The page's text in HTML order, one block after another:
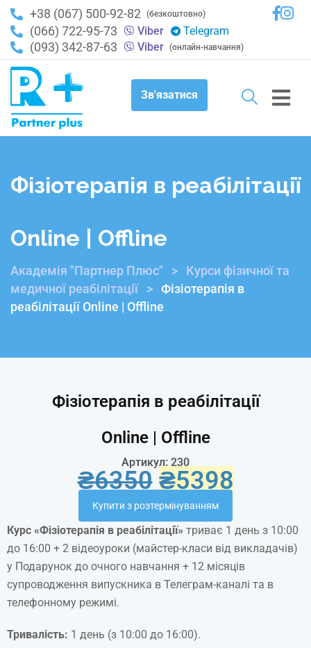
+38 (067) 500-92-82 (безкоштовно)
(066) 722-95-73 Viber Telegram
(093) 342-87-63 Viber (онлайн-навчання)
Зв'язатися
Фізіотерапія в реабілітації
Online | Offline
Академія "Партнер Плюс" >
Курси фізичної та
медичної реабілітації
> Фізіотерапія в
реабілітації Online | Offline
Фізіотерапія в реабілітації
Online | Offline
Артикул: 230
₴6350 ₴5398
Купити з розтермінуванням
Курс «Фізіотерапія в реабілітації» триває 1 день з 10:00
до 16:00 + 2 відеоуроки (майстер-класи від викладачів)
у Подарунок до очного навчання + 12 місяців
супроводження випускника в Телеграм-каналі та в
телефонному режимі.
Тривалість: 1 день (з 10:00 до 16:00).